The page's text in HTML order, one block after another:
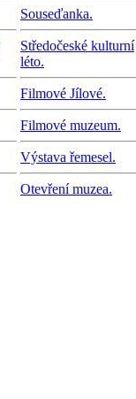
Souseďanka.
Středočeské kulturní
léto.
Filmové Jílové.
Filmové muzeum.
Výstava řemesel.
Otevření muzea.